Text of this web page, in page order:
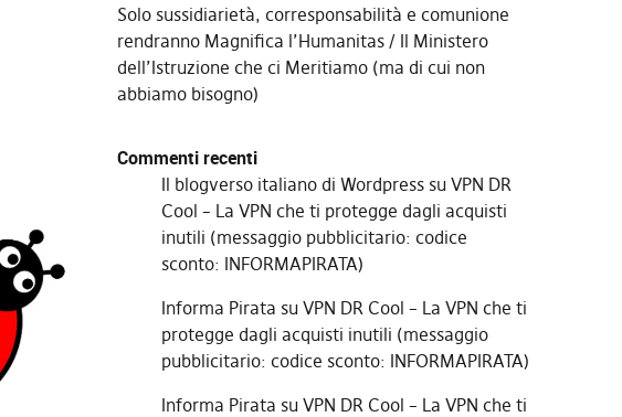
Solo sussidiarietà, corresponsabilità e comunione
rendranno Magnifica l’Humanitas
Il Ministero
dell’Istruzione che ci Meritiamo (ma di cui non
abbiamo bisogno)
Commenti recenti
Il blogverso italiano di Wordpresssu VPN DR
Cool – La VPN che ti protegge dagli acquisti
inutili (messaggio pubblicitario: codice
sconto: INFORMAPIRATA)
Informa Pirata su VPN DR Cool – La VPN che ti
protegge dagli acquisti inutili (messaggio
pubblicitario: codice sconto: INFORMAPIRATA)
Informa Pirata su VPN DR Cool – La VPN che ti